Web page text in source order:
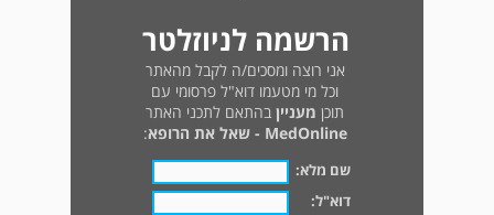
הרשמה לניוזלטר
אני רוצה ומסכים/ה לקבל מהאתר
וכל מי מטעמו דוא"ל פרסומי עם
תוכן מעניין בהתאם לתכני האתר
MedOnline - שאל את הרופא
:
שם מלא:
דוא"ל: